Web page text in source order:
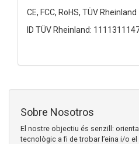
CE, FCC, RoHS, TÜV Rheinland
ID TÜV Rheinland:
Sobre Nosotros
El nostre objectiu és senzill:
tecnològic a fi de trobar l’eina i/o